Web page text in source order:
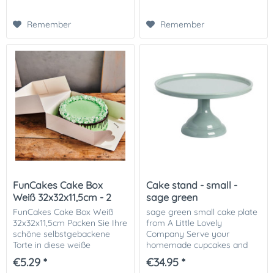
Remember Remember
FunCakes Cake Box
Weiß 32x32x11,5cm - 2
Stk
FunCakes Cake Box Weiß
32x32x11,5cm Packen Sie Ihre
schöne selbstgebackene
Torte in diese weiße
Tortenbox von FunCakes ein.
Diese FunCakes Tortenbox
€5.29 *
Cake stand - small -
sage green
sage green small cake plate
from A Little Lovely
Company Serve your
homemade cupcakes and
petit fours on this beautiful
sage green cake stand from
€34.95 *